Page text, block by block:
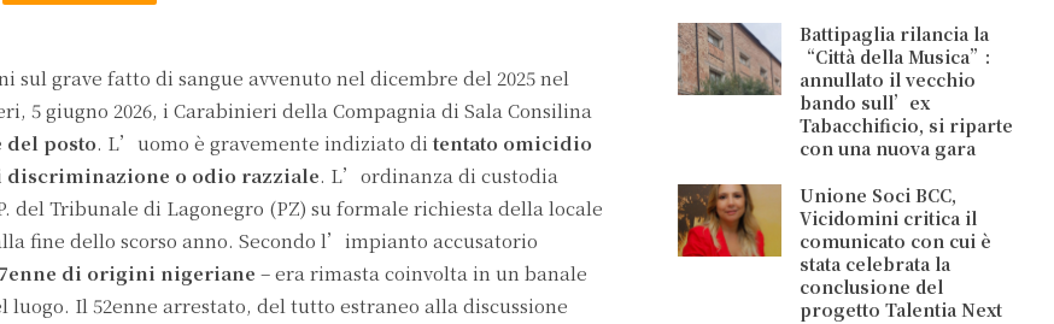
sul grave fatto di sangue avvenuto nel dicembre del 2025 nel
5 giugno 2026, i Carabinieri della Compagnia di Sala Consilina
del posto. L’uomo è gravemente indiziato ditentato omicidio
o odio razziale. L’ordinanza di custodia
del Tribunale di Lagonegro (PZ) su formale richiesta della locale
fine dello scorso anno. Secondo l’impianto accusatorio
di origini nigeriane – era rimasta coinvolta in un banale
Il 52enne arrestato, del tutto estraneo alla discussione
Battipaglia rilancia la
“Città della Musica”:
annullato il vecchio
bando sull’ex
Tabacchificio, si riparte
con una nuova gara
Unione Soci BCC,
Vicidomini critica il
comunicato con cui è
stata celebrata la
conclusione del
progetto Talentia Next